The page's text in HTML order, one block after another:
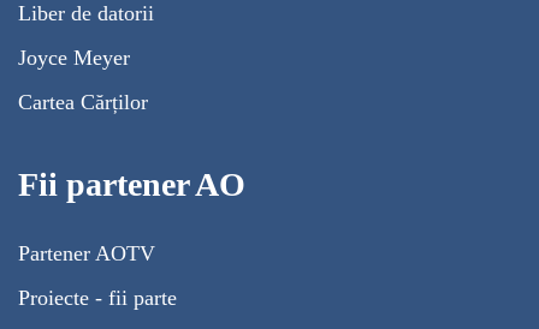
Liber de datorii
Joyce Meyer
Cartea Cărților
Fii partener AO
Partener AOTV
Proiecte - fii parte